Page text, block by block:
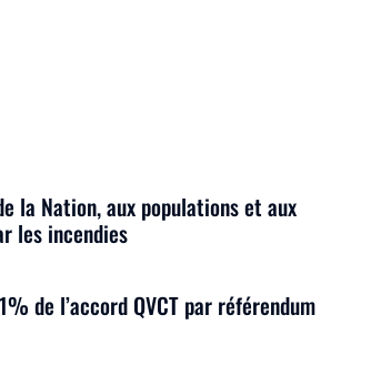
la Nation, aux populations et aux
les incendies
de l’accord QVCT par référendum